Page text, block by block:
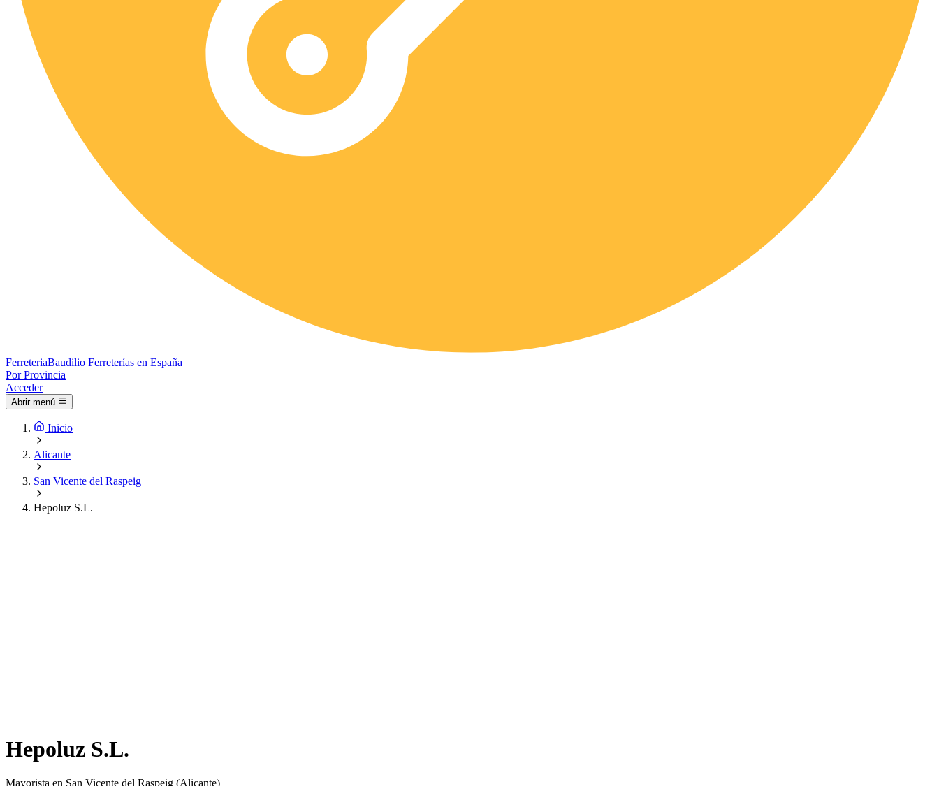
FerreteriaBaudilio Ferreterías en España
Por Provincia
Acceder
Abrir menú
Inicio
Alicante
San Vicente del Raspeig
Hepoluz S.L.
Hepoluz S.L.
Mayorista en San Vicente del Raspeig (Alicante)